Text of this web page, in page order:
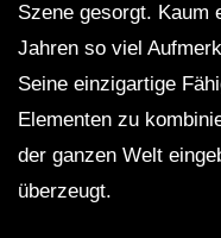
Szene gesorgt. Kaum
Jahren so viel
Seine einzigartige
Elementen zu
der ganzen Welt
überzeugt.